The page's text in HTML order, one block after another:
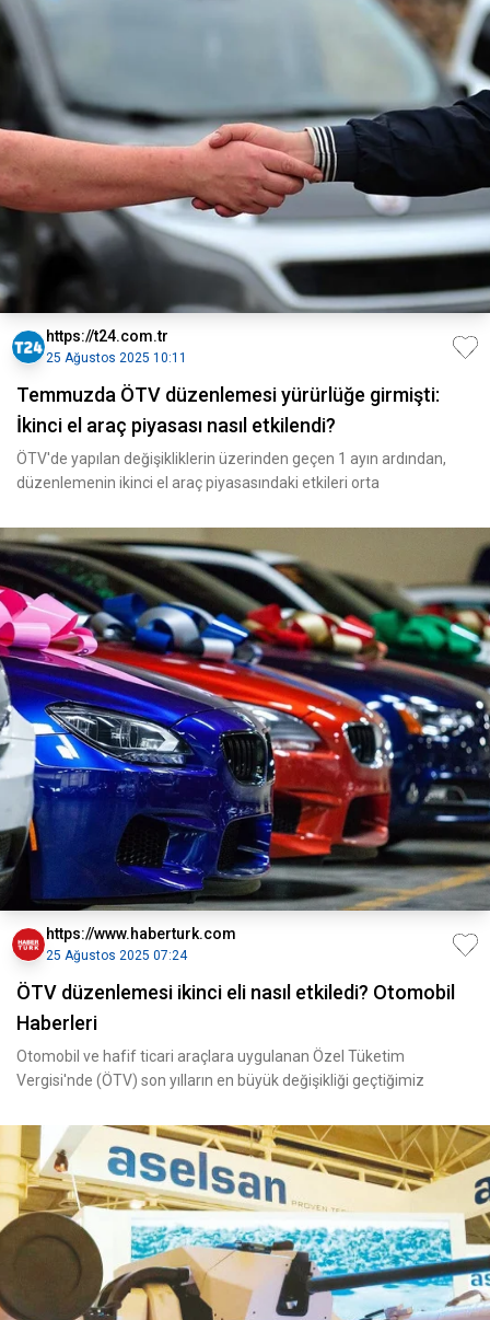
https://t24.com.tr
25 Ağustos 2025 10:11
Temmuzda ÖTV düzenlemesi yürürlüğe girmişti:
İkinci el araç piyasası nasıl etkilendi?
ÖTV'de yapılan değişikliklerin üzerinden geçen 1 ayın ardından,
düzenlemenin ikinci el araç piyasasındaki etkileri orta
https://www.haberturk.com
25 Ağustos 2025 07:24
ÖTV düzenlemesi ikinci eli nasıl etkiledi? Otomobil
Haberleri
Otomobil ve hafif ticari araçlara uygulanan Özel Tüketim
Vergisi'nde (ÖTV) son yılların en büyük değişikliği geçtiğimiz